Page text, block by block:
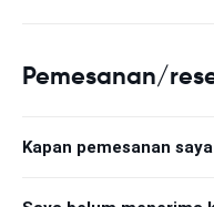
Pemesanan/
Kapan pemesanan